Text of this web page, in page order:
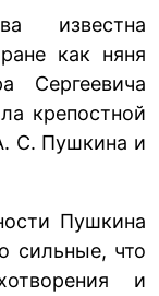
известна
как няня
Сергеевича
крепостной
С. Пушкина и
Пушкина
сильные, что
и